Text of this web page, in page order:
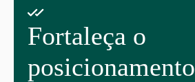
Fortaleça o
posicionamento